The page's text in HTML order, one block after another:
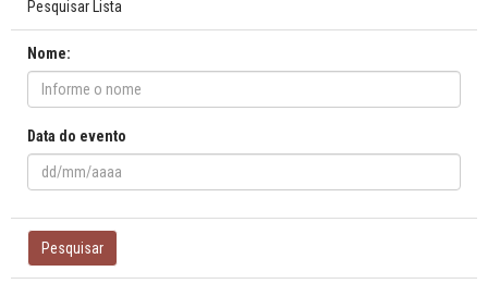
Pesquisar Lista
Nome:
Data do evento
Pesquisar